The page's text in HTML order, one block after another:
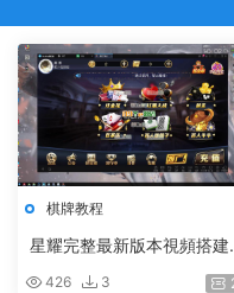
棋牌教程
星耀完整最新版本視頻搭建
426 3